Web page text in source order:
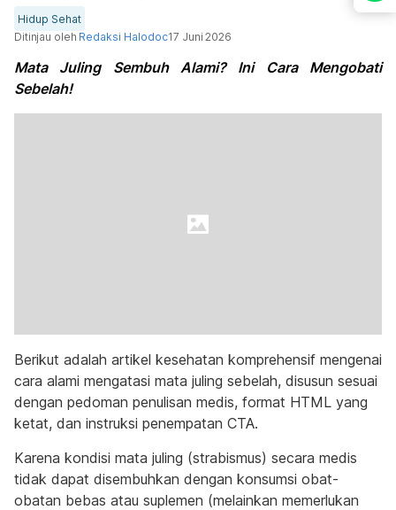
Hidup Sehat
Ditinjau oleh Redaksi Halodoc17 Juni 2026
Mata Juling Sembuh Alami? Ini Cara Mengobati
Sebelah!
Berikut adalah artikel kesehatan komprehensif mengenai
cara alami mengatasi mata juling sebelah, disusun sesuai
dengan pedoman penulisan medis, format HTML yang
ketat, dan instruksi penempatan CTA.
Karena kondisi mata juling (strabismus) secara medis
tidak dapat disembuhkan dengan konsumsi obat-
obatan bebas atau suplemen (melainkan memerlukan